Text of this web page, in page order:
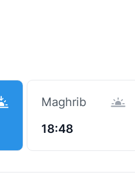
Maghrib
18:48